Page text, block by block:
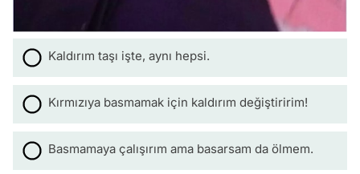
Kaldırım taşı işte, aynı hepsi.
Kırmızıya basmamak için kaldırım değiştiririm!
Basmamaya çalışırım ama basarsam da ölmem.